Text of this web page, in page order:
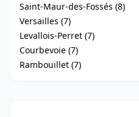
Saint-Maur-des-Fossés (8)
Versailles (7)
Levallois-Perret (7)
Courbevoie (7)
Rambouillet (7)